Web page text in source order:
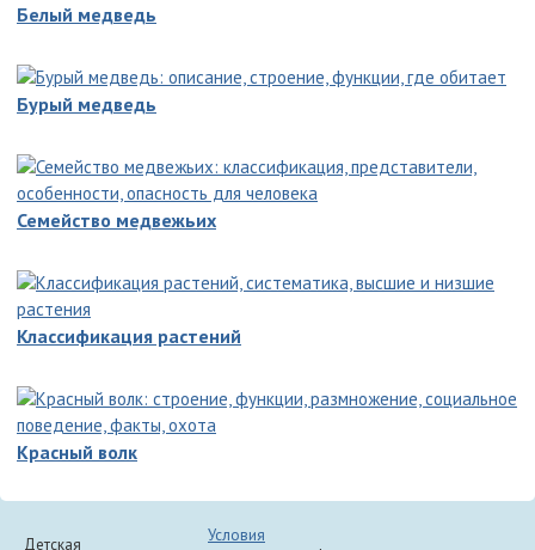
Белый медведь
Бурый медведь
Семейство медвежьих
Классификация растений
Красный волк
Детская
Условия